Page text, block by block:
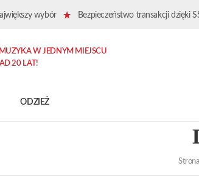
wybór Bezpieczeństwo transakcji dzięki
ODZIEŻ
W JEDNYM MIEJSCU
20 LAT!